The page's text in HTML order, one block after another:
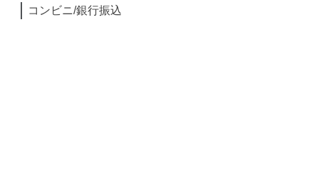
コンビニ/銀行振込